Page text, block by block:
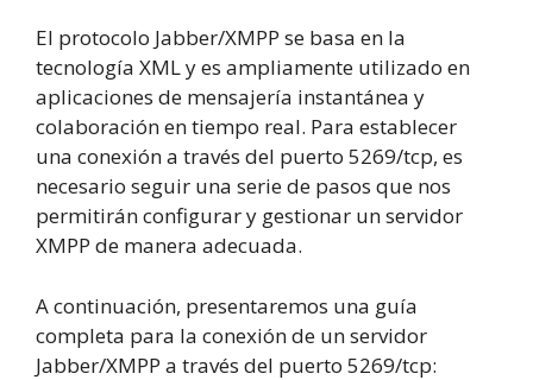
El protocolo Jabber/XMPP se basa en la
tecnología XML y es ampliamente utilizado en
aplicaciones de mensajería instantánea y
colaboración en tiempo real. Para establecer
una conexión a través del puerto 5269/tcp, es
necesario seguir una serie de pasos que nos
permitirán configurar y gestionar un servidor
XMPP de manera adecuada.
A continuación, presentaremos una guía
completa para la conexión de un servidor
Jabber/XMPP a través del puerto 5269/tcp: